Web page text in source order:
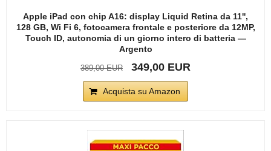
Apple iPad con chip A16: display Liquid Retina da 11'',
128 GB, Wi Fi 6, fotocamera frontale e posteriore da 12MP,
Touch ID, autonomia di un giorno intero di batteria —
Argento
389,00 EUR 349,00 EUR
Acquista su Amazon